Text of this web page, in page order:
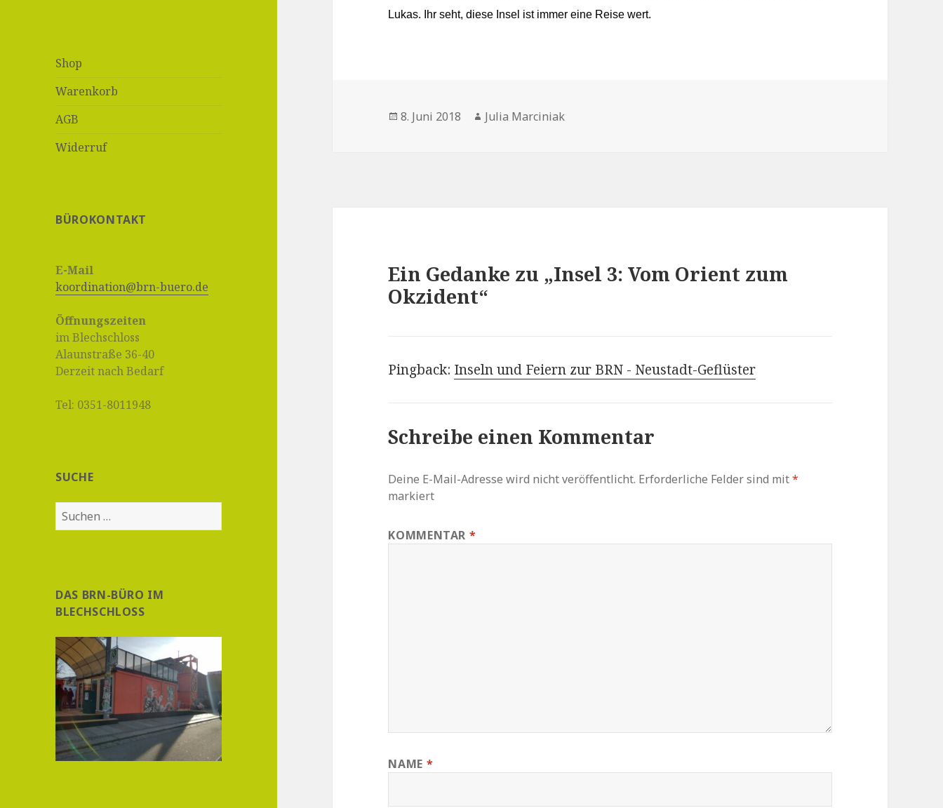
Shop
Warenkorb
AGB
Widerruf
BÜROKONTAKT
E-Mail
koordination@brn-buero.de
Öffnungszeiten
im Blechschloss
Alaunstraße 36-40
Derzeit nach Bedarf
Tel: 0351-8011948
SUCHE
Suchen
nach:
DAS BRN-BÜRO IM
BLECHSCHLOSS
Lukas. Ihr seht, diese Insel ist immer eine Reise wert.
Veröffentlicht
8. Juni 2018 Autor
Julia Marciniak
Ein Gedanke zu „Insel 3: Vom Orient zum
Okzident“
Pingback: Inseln und Feiern zur BRN - Neustadt-Geflüster
Schreibe einen Kommentar
Deine E-Mail-Adresse wird nicht veröffentlicht. Erforderliche Felder sind mit*
markiert
KOMMENTAR *
NAME *